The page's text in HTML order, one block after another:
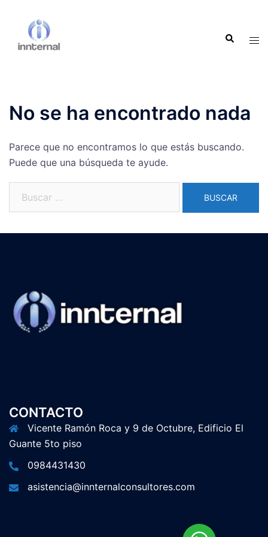
contenido
Buscar
No se ha encontrado nada
Parece que no encontramos lo que estás buscando.
Puede que una búsqueda te ayude.
CONTACTO
Vicente Ramón Roca y 9 de Octubre, Edificio El
Guante 5to piso
0984431430
asistencia@innternalconsultores.com